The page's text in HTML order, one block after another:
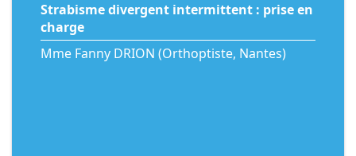
Strabisme divergent intermittent : prise en
charge
Mme Fanny DRION (Orthoptiste, Nantes)